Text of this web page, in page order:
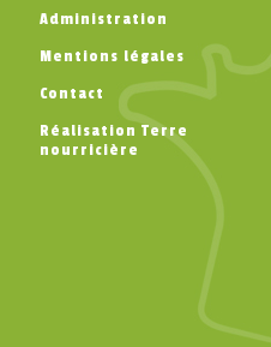
Administration
Mentions légales
Contact
Réalisation Terre
nourricière